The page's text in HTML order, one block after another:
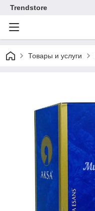
Trendstore
Товары и услуги